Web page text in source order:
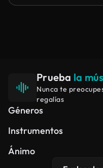
Prueba la
Nunca te
regalías
Géneros
Hip Hop
Cinematográfico
Instrumentos
Ánimo